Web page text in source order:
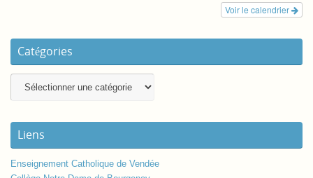
Voir le calendrier
Catégories
Liens
Enseignement Catholique de Vendée